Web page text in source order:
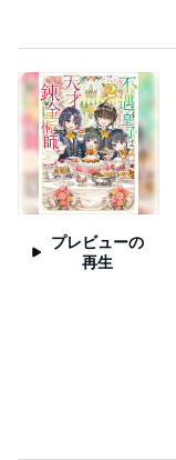
プレビューの
再生